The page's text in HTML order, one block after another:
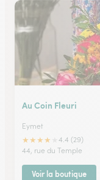
Au Coin Fleuri
Eymet
★★★★
4.4 (29)
44, rue du Temple
Voir la boutique